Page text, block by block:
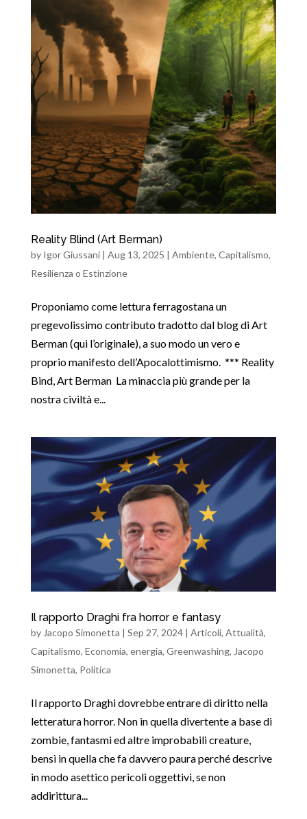
Reality Blind (Art Berman)
by Igor Giussani| Aug 13, 2025 | Ambiente, Capitalismo,
Resilienza o Estinzione
Proponiamo come lettura ferragostana un
pregevolissimo contributo tradotto dal blog di Art
Berman (qui l’originale), a suo modo un vero e
proprio manifesto dell’Apocalottimismo. *** Reality
Bind, Art Berman La minaccia più grande per la
nostra civiltà e...
Il rapporto Draghi fra horror e fantasy
by Jacopo Simonetta | Sep 27, 2024| Articoli, Attualità,
Capitalismo, Economia, energia, Greenwashing, Jacopo
Simonetta, Politica
Il rapporto Draghi dovrebbe entrare di diritto nella
letteratura horror. Non in quella divertente a base di
zombie, fantasmi ed altre improbabili creature,
bensì in quella che fa davvero paura perché descrive
in modo asettico pericoli oggettivi, se non
addirittura...